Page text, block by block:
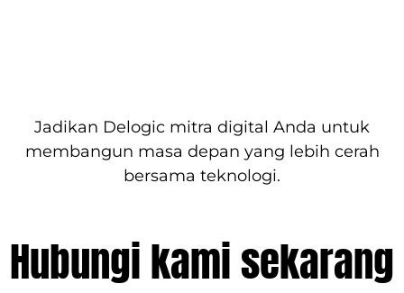
Jadikan Delogic mitra digital Anda untuk
membangun masa depan yang lebih cerah
bersama teknologi.
Hubungi kami sekarang